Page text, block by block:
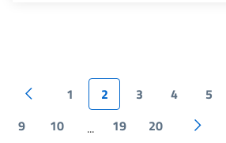
1 2 3 4 5
9
10 ... 19 20